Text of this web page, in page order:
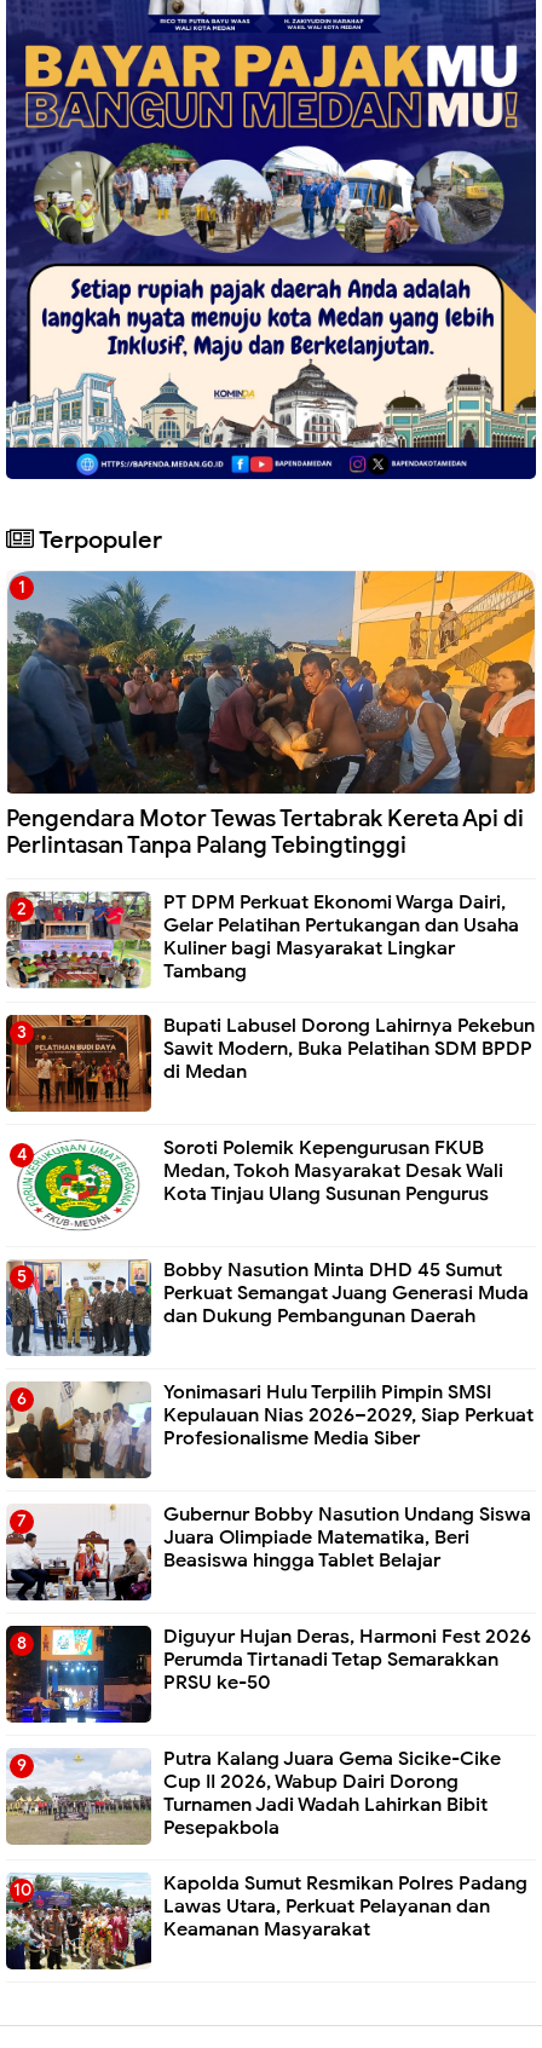
Terpopuler
Pengendara Motor Tewas Tertabrak Kereta Api di
Perlintasan Tanpa Palang Tebingtinggi
PT DPM Perkuat Ekonomi Warga Dairi,
Gelar Pelatihan Pertukangan dan Usaha
Kuliner bagi Masyarakat Lingkar
Tambang
Bupati Labusel Dorong Lahirnya Pekebun
Sawit Modern, Buka Pelatihan SDM BPDP
di Medan
Soroti Polemik Kepengurusan FKUB
Medan, Tokoh Masyarakat Desak Wali
Kota Tinjau Ulang Susunan Pengurus
Bobby Nasution Minta DHD 45 Sumut
Perkuat Semangat Juang Generasi Muda
dan Dukung Pembangunan Daerah
Yonimasari Hulu Terpilih Pimpin SMSI
Kepulauan Nias 2026–2029, Siap Perkuat
Profesionalisme Media Siber
Gubernur Bobby Nasution Undang Siswa
Juara Olimpiade Matematika, Beri
Beasiswa hingga Tablet Belajar
Diguyur Hujan Deras, Harmoni Fest 2026
Perumda Tirtanadi Tetap Semarakkan
PRSU ke-50
Putra Kalang Juara Gema Sicike-Cike
Cup II 2026, Wabup Dairi Dorong
Turnamen Jadi Wadah Lahirkan Bibit
Pesepakbola
Kapolda Sumut Resmikan Polres Padang
Lawas Utara, Perkuat Pelayanan dan
Keamanan Masyarakat